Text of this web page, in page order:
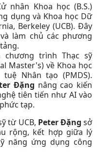
nhân Khoa học (B.S.)
dụng và Khoa học Dữ
Berkeley (UCB). Đây
làm chủ các phương
chương trình Thạc sỹ
Master's) về Khoa học
Nhân tạo (PMDS).
Đặng nâng cao kiến
tiên tiến như AI vào
tạp.
từ UCB, Peter Đặng sở
rộng, kết hợp giữa lý
năng ứng dụng công